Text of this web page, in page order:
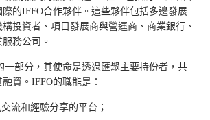
的IFFO合作夥伴。這些夥伴包括多邊發展
投資者、項目發展商與營運商、商業銀行、
務公司。
一部分，其使命是透過匯聚主要持份者，共
資。IFFO的職能是：
流和經驗分享的平台；